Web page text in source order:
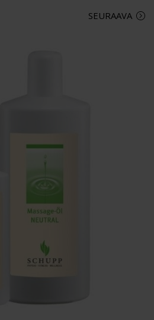
SEURAAVA